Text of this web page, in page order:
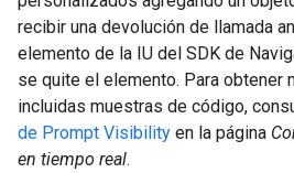
recibir una devolución de llamada
elemento de la IU del SDK de
se quite el elemento. Para obtener
incluidas muestras de código,
de Prompt Visibility en la página
en tiempo real.